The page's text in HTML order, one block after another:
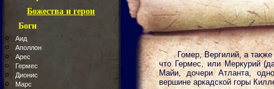
Божества и герои
Боги
Аид
Аполлон
Арес
Гермес
Дионис
Марс
Гомер, Вергилий, а
что Гермес, или Меркурий
Майи, дочери Атланта,
вершине аркадской горы